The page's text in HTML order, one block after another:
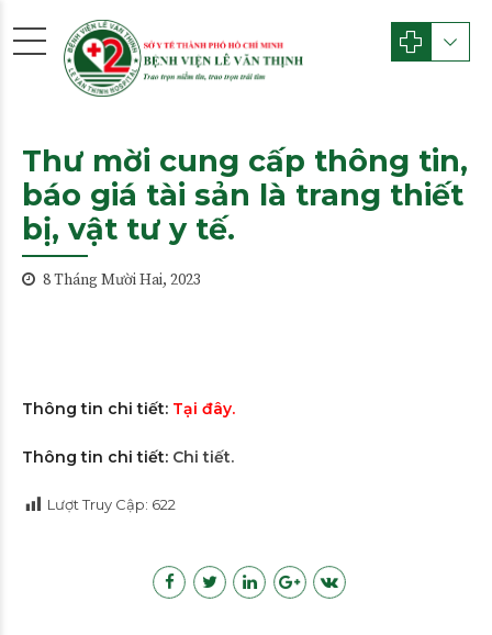
Thư mời cung cấp thông tin,
báo giá tài sản là trang thiết
bị, vật tư y tế.
8 Tháng Mười Hai, 2023
Thông tin chi tiết: Tại đây.
Thông tin chi tiết: Chi tiết.
Lượt Truy Cập: 622